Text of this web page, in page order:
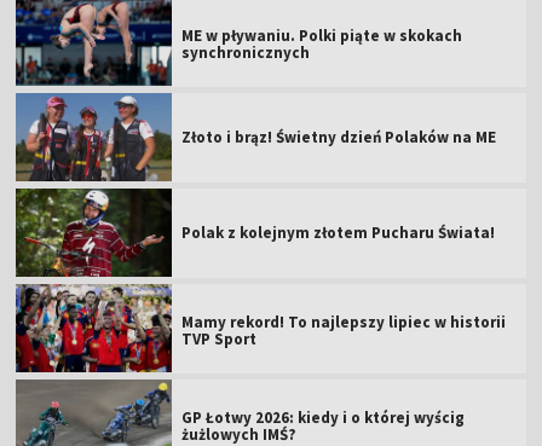
ME w pływaniu. Polki piąte w skokach
synchronicznych
Złoto i brąz! Świetny dzień Polaków na ME
Polak z kolejnym złotem Pucharu Świata!
Mamy rekord! To najlepszy lipiec w historii
TVP Sport
GP Łotwy 2026: kiedy i o której wyścig
żużlowych IMŚ?